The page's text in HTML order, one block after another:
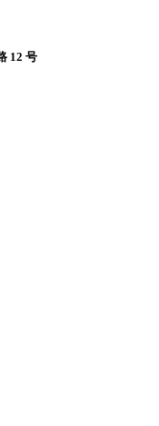
12 号